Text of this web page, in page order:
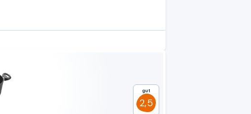
Gut
2,5